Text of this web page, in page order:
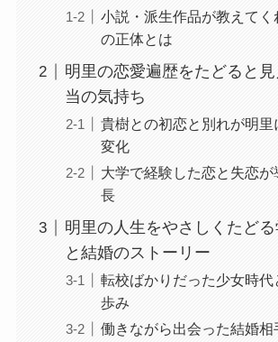
小説・派生作品が教えてく
の正体とは
明里の恋愛遍歴をたどると
当の気持ち
貴樹との初恋と別れが明里
変化
大学で経験した恋と失恋
長
明里の人生をやさしくたど
と結婚のストーリー
転校ばかりだった少女時代
歩み
働きながら出会った結婚相